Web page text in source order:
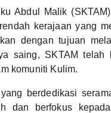
Abdul Malik
kerajaan yang
dengan tujuan
saing, SKTAM
komuniti Kulim.
berdedikasi
dan berfokus